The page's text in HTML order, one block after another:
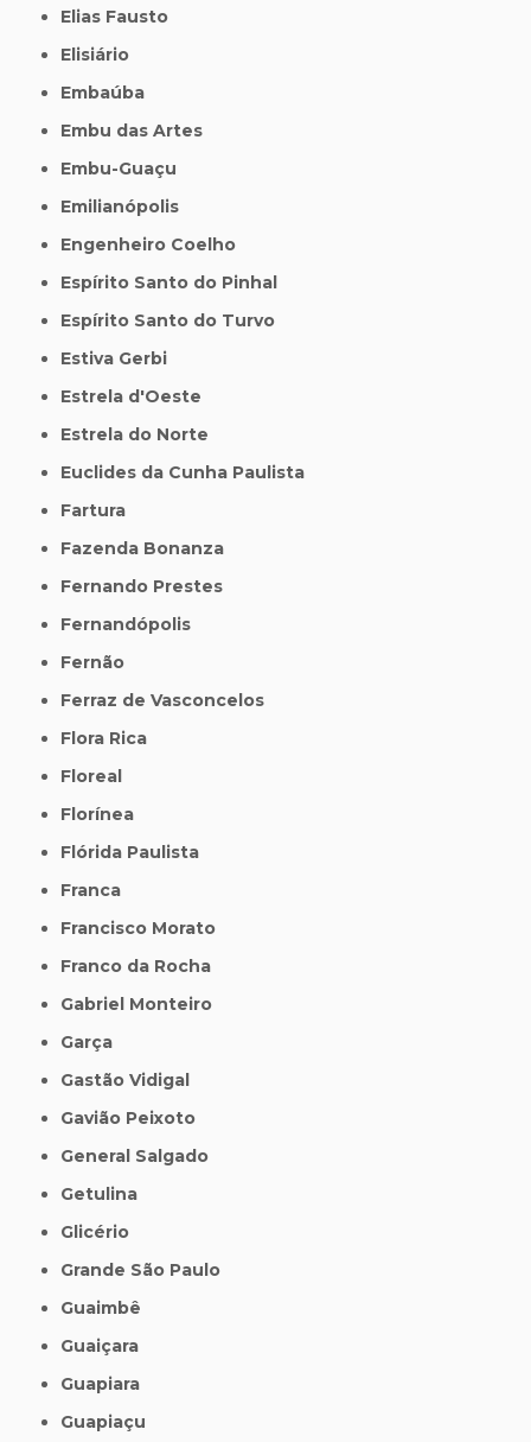
Elias Fausto
Elisiário
Embaúba
Embu das Artes
Embu-Guaçu
Emilianópolis
Engenheiro Coelho
Espírito Santo do Pinhal
Espírito Santo do Turvo
Estiva Gerbi
Estrela d'Oeste
Estrela do Norte
Euclides da Cunha Paulista
Fartura
Fazenda Bonanza
Fernando Prestes
Fernandópolis
Fernão
Ferraz de Vasconcelos
Flora Rica
Floreal
Florínea
Flórida Paulista
Franca
Francisco Morato
Franco da Rocha
Gabriel Monteiro
Garça
Gastão Vidigal
Gavião Peixoto
General Salgado
Getulina
Glicério
Grande São Paulo
Guaimbê
Guaiçara
Guapiara
Guapiaçu